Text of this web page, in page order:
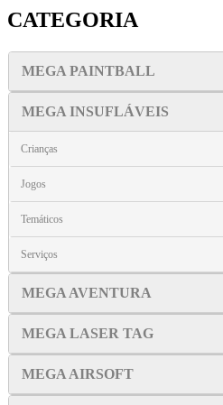
CATEGORIA
MEGA PAINTBALL
MEGA INSUFLÁVEIS
Crianças
Jogos
Temáticos
Serviços
MEGA AVENTURA
MEGA LASER TAG
MEGA AIRSOFT